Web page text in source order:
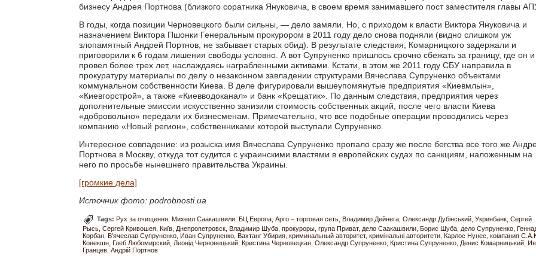
бизнесу Андрея Портнова (близкого соратника Януковича, в своем время занимавшего пост заместителя главы
В годы, когда позиции Черновецкого были сильны, — дело замяли. Но, с приходом к власти Виктора Януковича и
назначением Виктора Пшонки Генеральным прокурором в 2011 году дело снова подняли (видно слишком уж
злопамятный Андрей Портнов, не забывает старых обид). В результате следствия, Комарницкого задержали и
приговорили к 6 годам лишения свободы условно. А вот Супруненко пришлось срочно сбежать за границу, где он и
провел более трех лет, наслаждаясь награбленными активами. Кстати, в этом же 2011 году СБУ направила в
прокуратуру материалы по делу о незаконном завладении структурами Вячеслава Супруненко объектами
коммунальном собственности Киева. В деле фигурировали вышеупомянутые предприятия «Киевмлын»,
«Киевгорстрой», а также «Киевводоканал» и банк «Крещатик». По данным следствия, предприятия через
дополнительные эмиссии искусственно занизили стоимость собственных акций, после чего власти Киева
«добровольно» передали их бизнесменам. Примечательно, что все подобные операции проводились через
компанию «Новый регион», собственниками которой выступали Супруненко.
Интересное совпадение: из розыска имя Вячеслава Супруненко пропало сразу же после бегства все того же
Портнова в Москву, откуда тот судится с украинскими властями в европейских судах по санкциям, наложенным на
него по просьбе нынешнего правительства Украины.
[громкие дела]
Источник фото: podrobnosti.ua
Tags: Рух за очищення Михеил Саакашвили БЦ Европа Арго – торговая сеть Владимир Дейнега Олександр Дубінський Укринбанк Сергей
Рысь Сергей Кривошея Київ Днепропетровск Владимир Шуба прокуроры група Приват дело Саакашвили Борис Шуба дело Супруненко
Корбан В’ячеслав Супруненко Иван Супруненко Вахтанг Убирия криминальный авторитет кримінальні авторитети Карлос Нунес компания
Конекшн Глеб Любомирский Леонід Черновецький Кристина Черновецкая Олександр Супруненко Кристина Супруненко Денис Комарницький
Гранцев Андрій Портнов